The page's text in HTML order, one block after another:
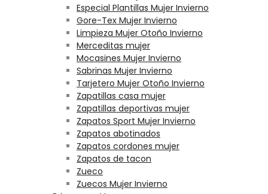
Especial Plantillas Mujer Invierno
Gore-Tex Mujer Invierno
Limpieza Mujer Otoño Invierno
Merceditas mujer
Mocasines Mujer Invierno
Sabrinas Mujer Invierno
Tarjetero Mujer Otoño Invierno
Zapatillas casa mujer
Zapatillas deportivas mujer
Zapatos Sport Mujer Invierno
Zapatos abotinados
Zapatos cordones mujer
Zapatos de tacon
Zueco
Zuecos Mujer Invierno